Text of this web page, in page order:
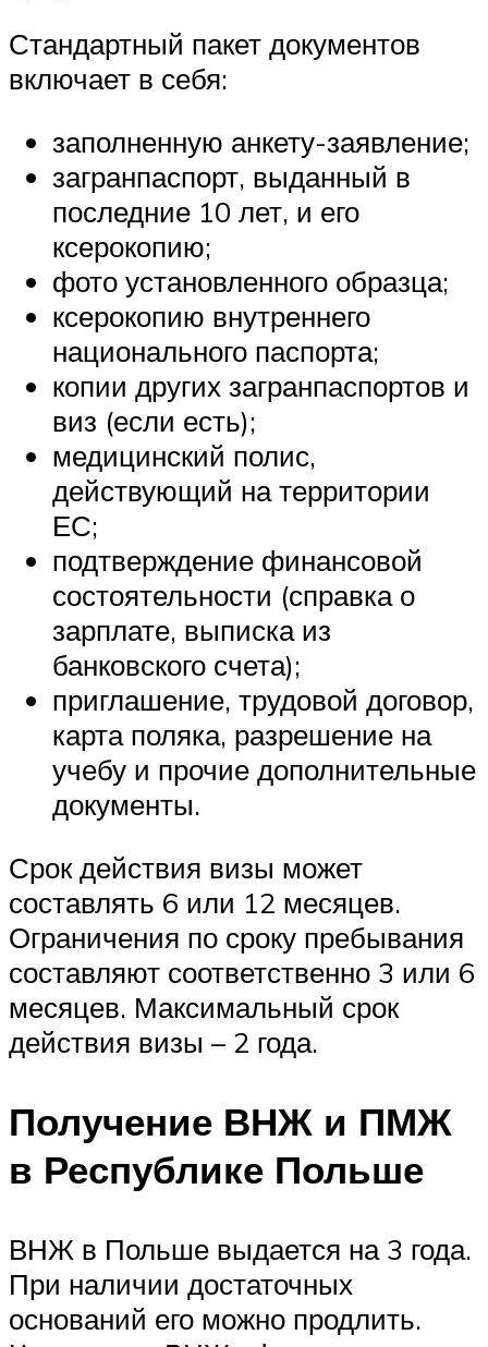
Стандартный пакет документов
включает в себя:
заполненную анкету-заявление;
загранпаспорт, выданный в
последние 10 лет, и его
ксерокопию;
фото установленного образца;
ксерокопию внутреннего
национального паспорта;
копии других загранпаспортов и
виз (если есть);
медицинский полис,
действующий на территории
ЕС;
подтверждение финансовой
состоятельности (справка о
зарплате, выписка из
банковского счета);
приглашение, трудовой договор,
карта поляка, разрешение на
учебу и прочие дополнительные
документы.
Срок действия визы может
составлять 6 или 12 месяцев.
Ограничения по сроку пребывания
составляют соответственно 3 или 6
месяцев. Максимальный срок
действия визы – 2 года.
Получение ВНЖ и ПМЖ
в Республике Польше
ВНЖ в Польше выдается на 3 года.
При наличии достаточных
оснований его можно продлить.